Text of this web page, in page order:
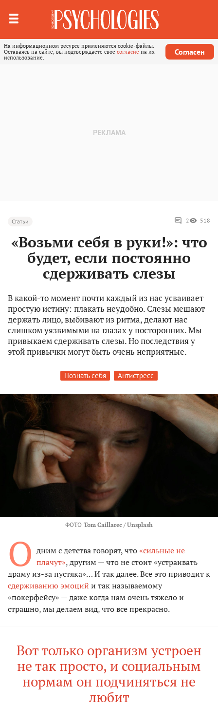
На информационном ресурсе применяются cookie-файлы.
Оставаясь на сайте, вы подтверждаете свое согласие на их
использование.
Согласен
Статьи 2 518
«Возьми себя в руки!»: что
будет, если постоянно
сдерживать слезы
В какой-то момент почти каждый из нас усваивает
простую истину: плакать неудобно. Слезы мешают
держать лицо, выбивают из ритма, делают нас
слишком уязвимыми на глазах у посторонних. Мы
привыкаем сдерживать слезы. Но последствия у
этой привычки могут быть очень неприятные.
Познать себя Антистресс
ФОТО Tom Caillarec / Unsplash
О дним с детства говорят, что«сильные не
плачут», другим — что не стоит «устраивать
драму из-за пустяка»… И так далее. Все это приводит к
сдерживанию эмоций и так называемому
«покерфейсу» — даже когда нам очень тяжело и
страшно, мы делаем вид, что все прекрасно.
Вот только организм устроен
не так просто, и социальным
нормам он подчиняться не
любит